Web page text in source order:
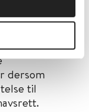
ulike
må
Materiell
dersom
til